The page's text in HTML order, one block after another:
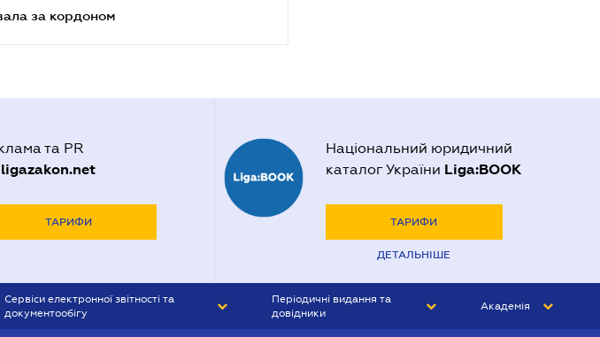
за кордоном
та PR
ligazakon.net
ТАРИФИ
Національний юридичний
каталог України Liga:BOOK
ТАРИФИ
ДЕТАЛЬНІШЕ
Сервіси електронної звітності та
документообігу
Періодичні видання та
довідники
Академія